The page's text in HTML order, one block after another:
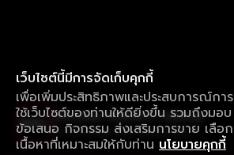
เว็บไซต์นี้มีการจัดเก็บคุกกี้
เพื่อเพิ่มประสิทธิภาพและประสบการณ์การ
ใช้เว็บไซต์ของท่านให้ดียิ่งขึ้น รวมถึงมอบ
ข้อเสนอ กิจกรรม ส่งเสริมการขาย เลือก
เนื้อหาที่เหมาะสมให้กับท่าน นโยบายคุกกี้
ใช้งานแอป ลื่นไหลกว่า ไม่มีสะดุด
ดาวน์โหลดแอปเพื่อการรับชมที่ดีกว่า